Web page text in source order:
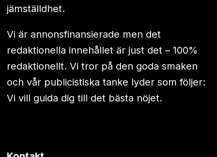
jämställdhet.
Vi är annonsfinansierade men det
redaktionella innehållet är just det – 100%
redaktionellt. Vi tror på den goda smaken
och vår publicistiska tanke lyder som följer:
Vi vill guida dig till det bästa nöjet.